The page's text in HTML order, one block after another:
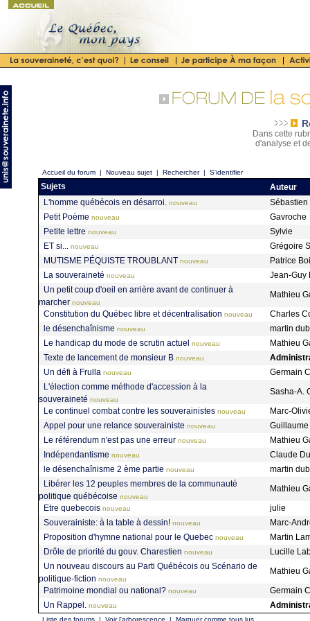
Dans cette
d'analyse et
Accueil du forum | Nouveau sujet | Rechercher| S'identifier
Sujets
Auteur
L'homme québécois en désarroi.
nouveau
Petit Poème nouveau
Gavroche
Petite lettre nouveau
Sylvie
ET si...
nouveau
Grégoire
MUTISME PÉQUISTE TROUBLANT nouveau
Patrice
La souveraineté nouveau
Jean-
Un petit coup d'oeil en arrière avant de continuer à
marcher nouveau
Mathieu
Constitution du Québec libre et décentralisation nouveau
Charles
le désenchaînisme nouveau
martin
Le handicap du mode de scrutin actuel nouveau
Mathieu
Texte de lancement de monsieur B nouveau
Un défi à Frulla nouveau
Germain
L'élection comme méthode d'accession à la
souveraineté nouveau
Sasha-A.
Le continuel combat contre les souverainistes nouveau
Marc-
Appel pour une relance souverainiste nouveau
Le référendum n'est pas une erreur nouveau
Mathieu
Indépendantisme nouveau
Claude
le désenchaînisme 2 ème partie nouveau
martin
Libérer les 12 peuples membres de la communauté
politique québécoise nouveau
Mathieu
Etre quebecois nouveau
julie
Souverainiste: à la table à dessin! nouveau
Marc-
Proposition d'hymne national pour le Quebec nouveau
Martin
Drôle de priorité du gouv. Charestien nouveau
Lucille
Un nouveau discours au Parti Québécois ou Scénario de
politique-fiction nouveau
Mathieu
Patrimoine mondial ou national? nouveau
Germain
Un Rappel.
nouveau
Liste des forums | Voir l'arborescence | Marquer comme tous lus